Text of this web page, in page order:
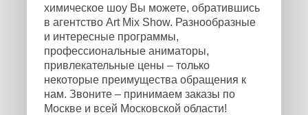
химическое шоу Вы можете, обратившись
в агентство Art Mix Show. Разнообразные
и интересные программы,
профессиональные аниматоры,
привлекательные цены – только
некоторые преимущества обращения к
нам. Звоните – принимаем заказы по
Москве и всей Московской области!